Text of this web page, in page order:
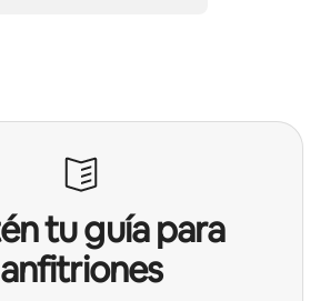
tu guía para
anfitriones